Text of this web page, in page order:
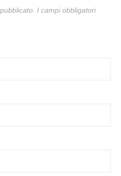
I campi obbligatori